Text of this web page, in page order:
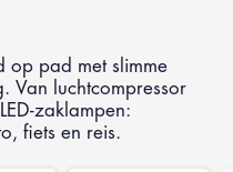
op pad met slimme
Van luchtcompressor
zaklampen:
fiets en reis.